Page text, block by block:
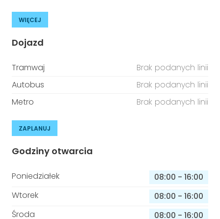
WIĘCEJ
Dojazd
Tramwaj
Brak podanych linii
Autobus
Brak podanych linii
Metro
Brak podanych linii
ZAPLANUJ
Godziny otwarcia
Poniedziałek 08:00 - 16:00
Wtorek
08:00 - 16:00
Środa
08:00 - 16:00